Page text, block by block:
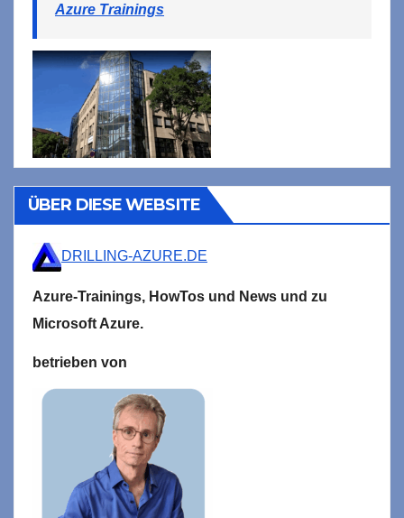
Azure Trainings
ÜBER DIESE WEBSITE
DRILLING-AZURE.DE
Azure-Trainings, HowTos und News und zu
Microsoft Azure.
betrieben von